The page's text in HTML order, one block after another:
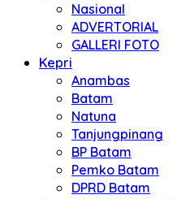
Nasional
ADVERTORIAL
GALLERI FOTO
Kepri
Anambas
Batam
Natuna
Tanjungpinang
BP Batam
Pemko Batam
DPRD Batam